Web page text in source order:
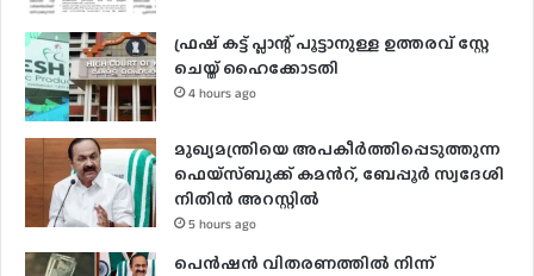
ഫ്രഷ് കട്ട് പ്ലാന്റ് പൂട്ടാനുള്ള ഉത്തരവ് സ്റ്റേ
ചെയ്ത് ഹൈക്കോടതി
4 hours ago
മുഖ്യമന്ത്രിയെ അപകീർത്തിപ്പെടുത്തുന്ന
ഫെയ്സ്ബുക്ക് കമന്‍റ്, ബേപ്പൂർ സ്വദേശി
നിതിൻ അറസ്റ്റിൽ
5 hours ago
പെൻഷൻ വിതരണത്തിൽ നിന്ന്